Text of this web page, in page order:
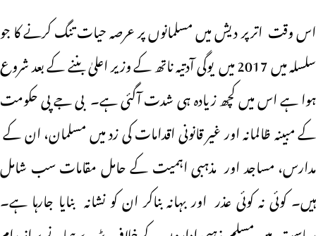
اس وقت اترپر دیش میں مسلمانوں پر عرصہ حیات تنگ کرنے کا جو
سلسلہ میں 2017 میں یوگی آدتیہ ناتھ کے وزیر اعلیٰ بننے کے بعد شروع
ہوا ہے اس میں کچھ زیادہ ہی شدت آگئی ہے۔ بی جے پی حکومت
کے مبینہ ظالمانہ اور غیر قانونی اقدامات کی زد میں مسلمان، ان کے
مدارس، مساجد اور مذہبی اہمیت کے حامل مقامات سب شامل
ہیں۔ کوئی نہ کوئی عذر اور بہانہ بناکر ان کو نشانہ بنایا جارہا ہے۔